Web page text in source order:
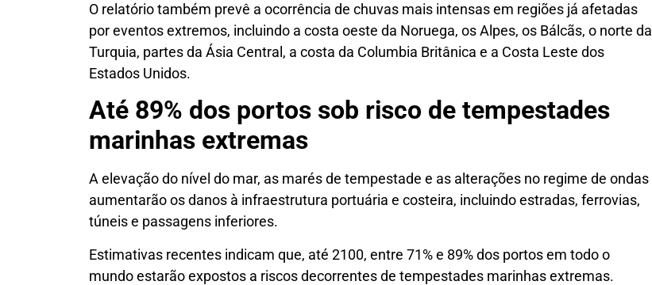
O relatório também prevê a ocorrência de chuvas mais intensas em regiões já afetadas
por eventos extremos, incluindo a costa oeste da Noruega, os Alpes, os Bálcãs, o norte da
Turquia, partes da Ásia Central, a costa da Columbia Britânica e a Costa Leste dos
Estados Unidos.
Até 89% dos portos sob risco de tempestades
marinhas extremas
A elevação do nível do mar, as marés de tempestade e as alterações no regime de ondas
aumentarão os danos à infraestrutura portuária e costeira, incluindo estradas, ferrovias,
túneis e passagens inferiores.
Estimativas recentes indicam que, até 2100, entre 71% e 89% dos portos em todo o
mundo estarão expostos a riscos decorrentes de tempestades marinhas extremas.